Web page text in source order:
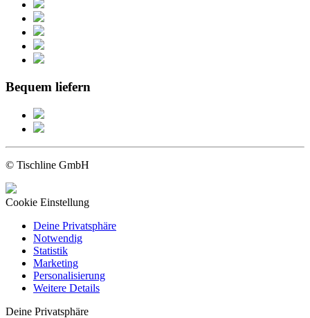
Bequem liefern
© Tischline GmbH
Cookie Einstellung
Deine Privatsphäre
Notwendig
Statistik
Marketing
Personalisierung
Weitere Details
Deine Privatsphäre